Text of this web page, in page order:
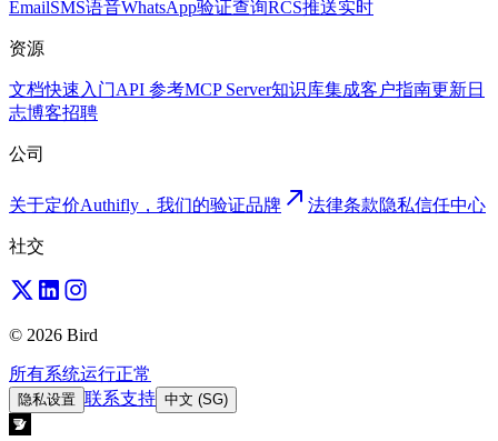
EmailSMS语音WhatsApp验证查询RCS推送实时
资源
文档快速入门API 参考MCP Server知识库集成客户指南更新日
志博客招聘
公司
关于定价Authifly，我们的验证品牌 法律条款隐私信任中心
社交
© 2026 Bird
所有系统运行正常
隐私设置 联系支持 中文 (SG)